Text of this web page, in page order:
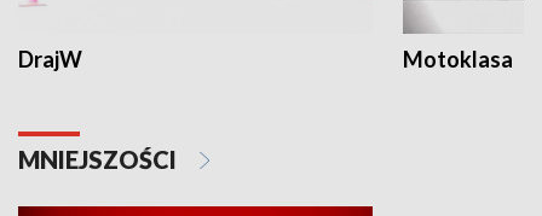
DrajW Motoklasa
MNIEJSZOŚCI